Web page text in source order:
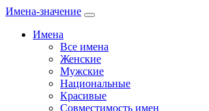
Имена-значение
Имена
Все имена
Женские
Мужские
Национальные
Красивые
Совместимость имен